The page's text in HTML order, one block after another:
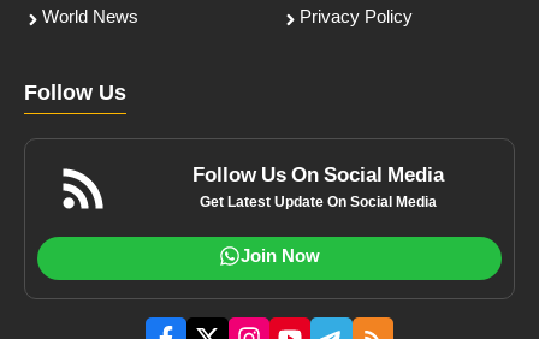
World News
Privacy Policy
Follow Us
Follow Us On Social Media
Get Latest Update On Social Media
Join Now